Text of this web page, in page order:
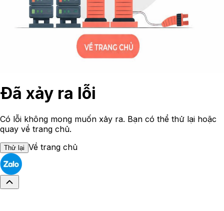
Đã xảy ra lỗi
Có lỗi không mong muốn xảy ra. Bạn có thể thử lại hoặc
quay về trang chủ.
Thử lại Về trang chủ